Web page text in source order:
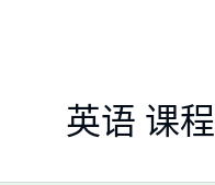
英语 课程